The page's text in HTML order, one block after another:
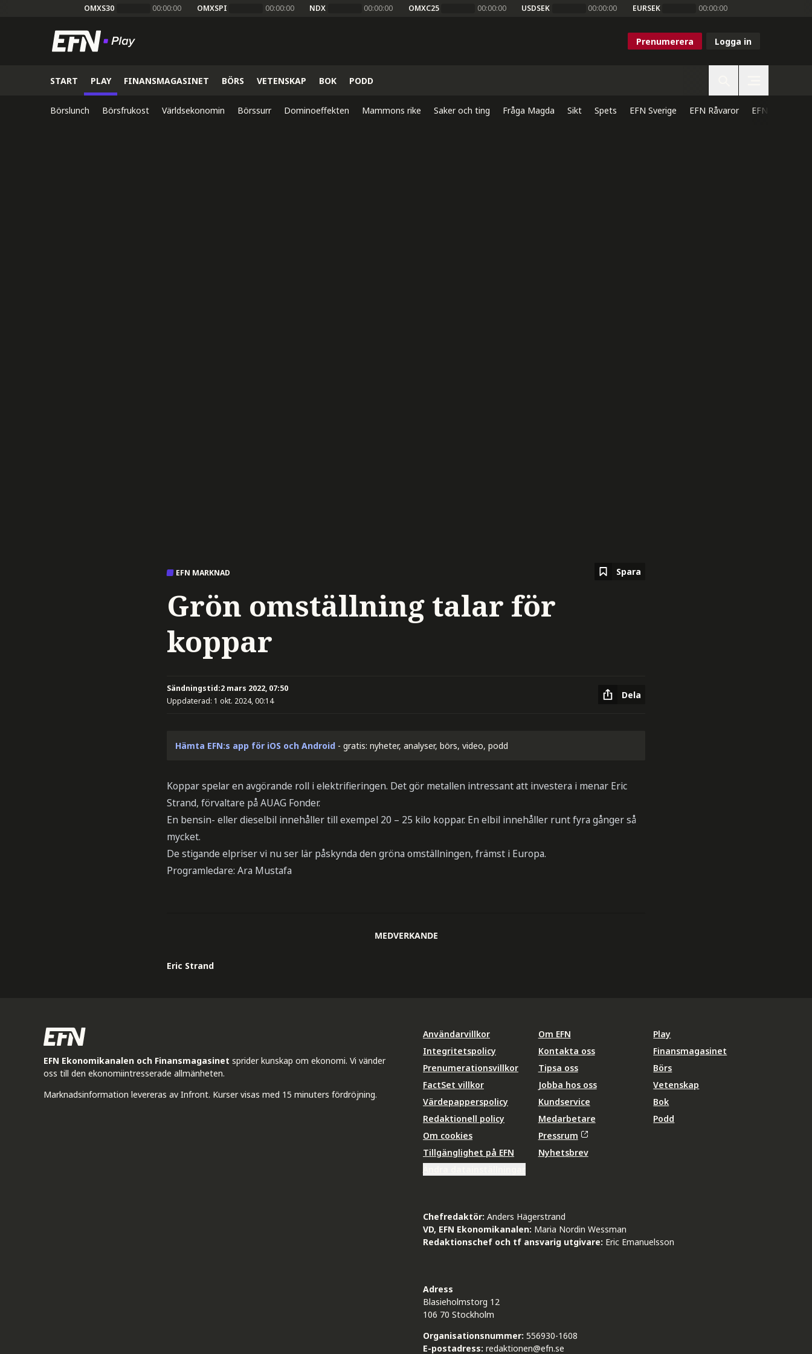
OMXS30 00:00:00 OMXSPI 00:00:00 NDX 00:00:00 OMXC25 00:00:00 USDSEK 00:00:00 EURSEK 00:00:00
Prenumerera Logga in
START PLAY FINANSMAGASINET BÖRS VETENSKAP BOK PODD
Börslunch Börsfrukost Världsekonomin Börssurr Dominoeffekten Mammons rike Saker och ting Fråga Magda Sikt Spets EFN Sverige EFN Råvaror EFN Direkt
EFN MARKNAD Spara
Grön omställning talar för
koppar
Sändningstid:2 mars 2022, 07:50
Uppdaterad: 1 okt. 2024, 00:14
Dela
Hämta EFN:s app för iOS och Android - gratis: nyheter, analyser, börs, video, podd
Koppar spelar en avgörande roll i elektrifieringen. Det gör metallen intressant att investera i menar Eric
Strand, förvaltare på AUAG Fonder.
En bensin- eller dieselbil innehåller till exempel 20 – 25 kilo koppar. En elbil innehåller runt fyra gånger så
mycket.
De stigande elpriser vi nu ser lär påskynda den gröna omställningen, främst i Europa.
Programledare: Ara Mustafa
MEDVERKANDE
Eric Strand
EFN Ekonomikanalen och Finansmagasinet sprider kunskap om ekonomi. Vi vänder
oss till den ekonomiintresserade allmänheten.
Marknadsinformation levereras av Infront. Kurser visas med 15 minuters fördröjning.
Användarvillkor
Integritetspolicy
Prenumerationsvillkor
FactSet villkor
Värdepapperspolicy
Redaktionell policy
Om cookies
Tillgänglighet på EFN
Om EFN
Kontakta oss
Tipsa oss
Jobba hos oss
Kundservice
Medarbetare
Pressrum
Nyhetsbrev
Play
Finansmagasinet
Börs
Vetenskap
Bok
Podd
Chefredaktör: Anders Hägerstrand
VD, EFN Ekonomikanalen: Maria Nordin Wessman
Redaktionschef och tf ansvarig utgivare: Eric Emanuelsson
Adress
Blasieholmstorg 12
106 70 Stockholm
Organisationsnummer: 556930-1608
E-postadress: redaktionen@efn.se